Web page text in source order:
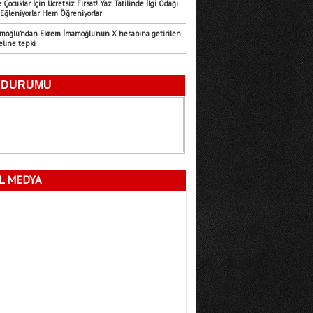
Emre Türk
11.07.2026
Mersin’in Sessiz Felaketi
Fatma Lalecan
11.09.2025
Çocuklar İçin Ücretsiz Fırsat! Yaz Tatilinde İlgi Odağı
Hem Öğreniyorlar
Ekrem İmamoğlu’nun X hesabına getirilen
tepki
MEDYA